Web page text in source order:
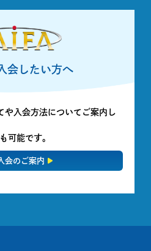
会したい方へ
や入会方法についてご案内し
可能です。
会のご案内